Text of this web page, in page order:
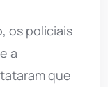
os policiais
a
que